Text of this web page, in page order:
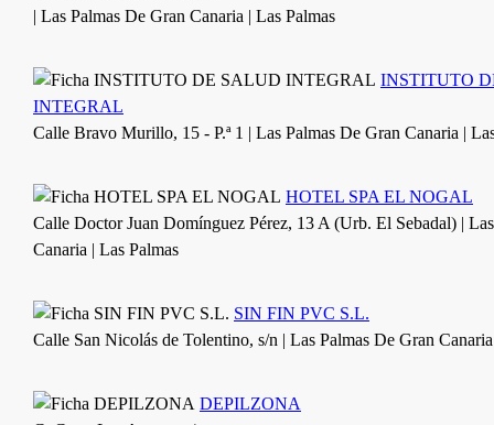
| Las Palmas De Gran Canaria | Las Palmas
INSTITUTO
INTEGRAL
Calle Bravo Murillo, 15 - P.ª 1 | Las Palmas De Gran Canaria |
HOTEL SPA EL NOGAL
Calle Doctor Juan Domínguez Pérez, 13 A (Urb. El Sebadal) |
Canaria | Las Palmas
SIN FIN PVC S.L.
Calle San Nicolás de Tolentino, s/n | Las Palmas De Gran
DEPILZONA